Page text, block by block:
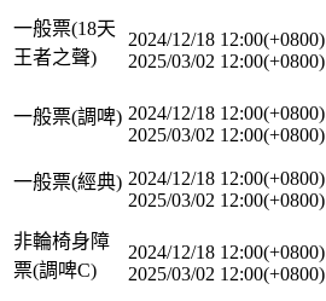
一般票(18天
王者之聲)
2024/12/18 12:00(+0800)
2025/03/02 12:00(+0800)
一般票(調啤) 2024/12/18 12:00(+0800)
2025/03/02 12:00(+0800)
一般票(經典) 2024/12/18 12:00(+0800)
2025/03/02 12:00(+0800)
非輪椅身障
票(調啤C)
2024/12/18 12:00(+0800)
2025/03/02 12:00(+0800)